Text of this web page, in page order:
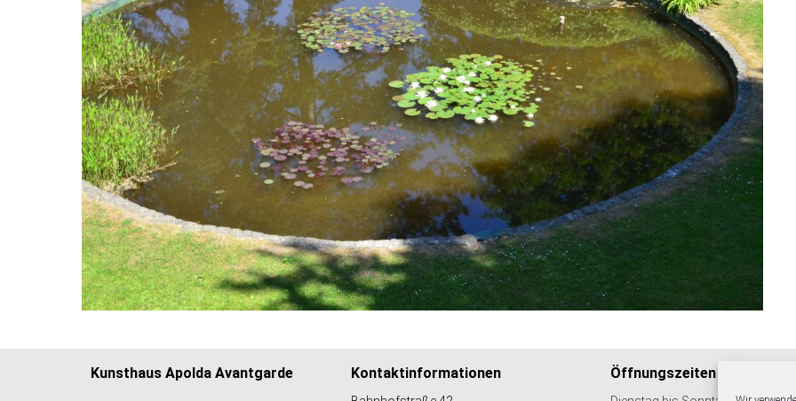
Kunsthaus Apolda Avantgarde Kontaktinformationen Öffnungszeiten